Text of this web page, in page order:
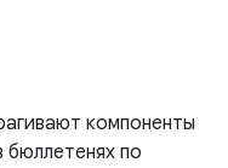
компоненты
по